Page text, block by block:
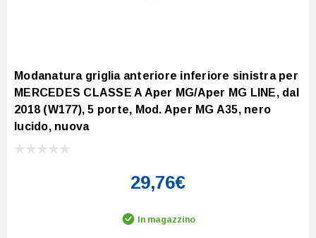
Modanatura griglia anteriore inferiore sinistra per
MERCEDES CLASSE A Aper MG/Aper MG LINE, dal
2018 (W177), 5 porte, Mod. Aper MG A35, nero
lucido, nuova
29,76€
In magazzino